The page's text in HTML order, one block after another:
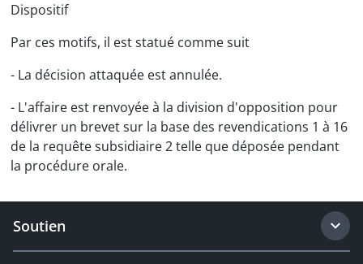
Dispositif
Par ces motifs, il est statué comme suit
- La décision attaquée est annulée.
- L'affaire est renvoyée à la division d'opposition pour
délivrer un brevet sur la base des revendications 1 à 16
de la requête subsidiaire 2 telle que déposée pendant
la procédure orale.
Soutien